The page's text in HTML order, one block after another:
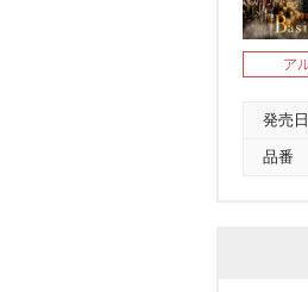
ア
発売日
品番